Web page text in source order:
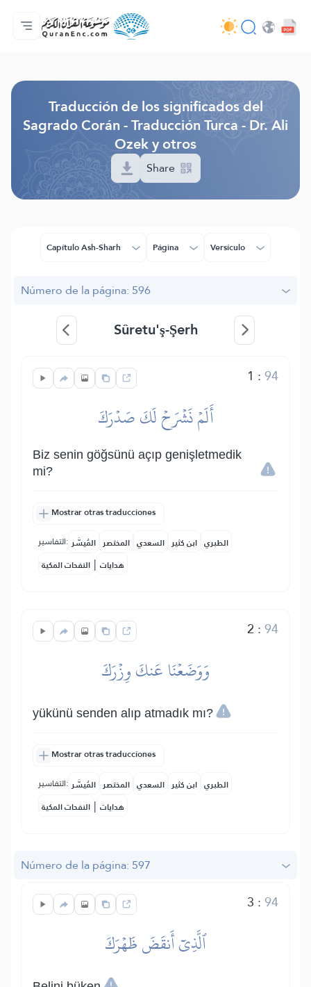
Página principal
Índice de traducciones
Audio
Servicios de desarrolladores - API
Sobre el proyecto
Contáctanos
Idioma
Traducción de los significados del
Sagrado Corán - Traducción Turca - Dr. Ali
Ozek y otros
Share
Capítulo Ash-Sharh Página Versículo
Número de la página: 596
Sûretu'ş-Şerh
1 :94
أَلَمۡ نَشۡرَحۡ لَكَ صَدۡرَكَ
Biz senin göğsünü açıp genişletmedik
mi?
Mostrar otras traducciones
التفاسير: المُيسَّر المختصر السعدي ابن كثير الطبري
النفحات المكية | هدايات
2 :94
وَوَضَعۡنَا عَنكَ وِزۡرَكَ
yükünü senden alıp atmadık mı?
Mostrar otras traducciones
التفاسير: المُيسَّر المختصر السعدي ابن كثير الطبري
النفحات المكية | هدايات
Número de la página: 597
3 :94
ٱلَّذِيٓ أَنقَضَ ظَهۡرَكَ